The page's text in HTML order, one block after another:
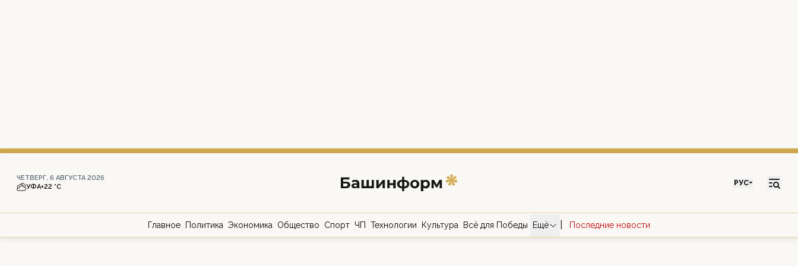
ЧЕТВЕРГ, 6 АВГУСТА 2026
УФА+22 °С РУС
Главное Политика Экономика Общество Спорт ЧП Технологии Культура Всё для Победы Ещё Последние новости